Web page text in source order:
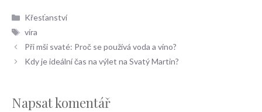
Rubriky
Křesťanství
Štítky
víra
Při mši svaté: Proč se používá voda a víno?
Kdy je ideální čas na výlet na Svatý Martin?
Napsat komentář